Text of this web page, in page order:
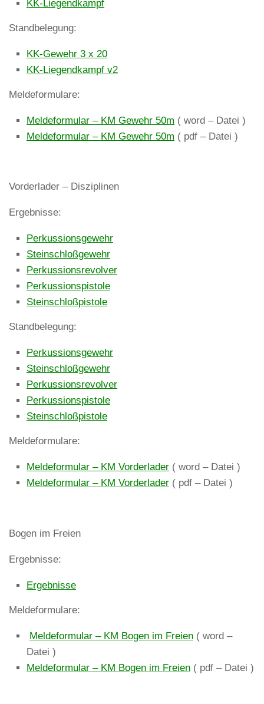
KK-Liegendkampf
Standbelegung:
KK-Gewehr 3 x 20
KK-Liegendkampf v2
Meldeformulare:
Meldeformular – KM Gewehr 50m ( word – Datei )
Meldeformular – KM Gewehr 50m ( pdf – Datei )
Vorderlader – Disziplinen
Ergebnisse:
Perkussionsgewehr
Steinschloßgewehr
Perkussionsrevolver
Perkussionspistole
Steinschloßpistole
Standbelegung:
Perkussionsgewehr
Steinschloßgewehr
Perkussionsrevolver
Perkussionspistole
Steinschloßpistole
Meldeformulare:
Meldeformular – KM Vorderlader ( word – Datei )
Meldeformular – KM Vorderlader ( pdf – Datei )
Bogen im Freien
Ergebnisse:
Ergebnisse
Meldeformulare:
Meldeformular – KM Bogen im Freien ( word –
Datei )
Meldeformular – KM Bogen im Freien ( pdf – Datei )